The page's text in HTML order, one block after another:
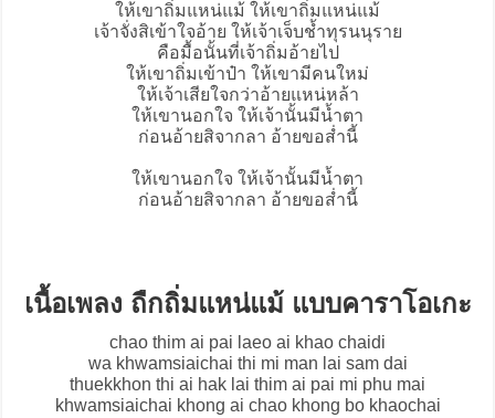
ให้เขาถิ่มแหน่แม้ ให้เขาถิ่มแหน่แม้
เจ้าจั่งสิเข้าใจอ้าย ให้เจ้าเจ็บช้ำทุรนนุราย
คือมื้อนั้นที่เจ้าถิ่มอ้ายไป
ให้เขาถิ่มเข้าป๋า ให้เขามีคนใหม่
ให้เจ้าเสียใจกว่าอ้ายแหน่หล้า
ให้เขานอกใจ ให้เจ้านั้นมีน้ำตา
ก่อนอ้ายสิจากลา อ้ายขอส่ำนี้
ให้เขานอกใจ ให้เจ้านั้นมีน้ำตา
ก่อนอ้ายสิจากลา อ้ายขอส่ำนี้
เนื้อเพลง ถืกถิ่มแหน่แม้ แบบคาราโอเกะ
chao thim ai pai laeo ai khao chaidi
wa khwamsiaichai thi mi man lai sam dai
thuekkhon thi ai hak lai thim ai pai mi phu mai
khwamsiaichai khong ai chao khong bo khaochai